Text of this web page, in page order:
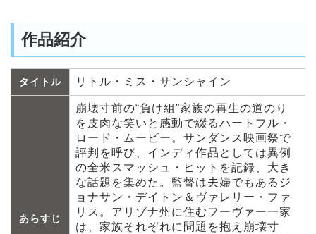
作品紹介
タイトル リトル・ミス・サンシャイン
あらすじ
崩壊寸前の“負け組”家族の再生の道のり
を皮肉な笑いと感動で綴るハートフル・
ロード・ムービー。サンダンス映画祭で
評判を呼び、インディ作品としては異例
の全米スマッシュ・ヒットを記録、大き
な話題を集めた。監督は夫婦でもあるジ
ョナサン・デイトン＆ヴァレリー・ファ
リス。アリゾナ州に住むフーヴァー一家
は、家族それぞれに問題を抱え崩壊寸